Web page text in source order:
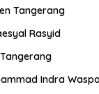
Tangerang
Rasyid
Indra